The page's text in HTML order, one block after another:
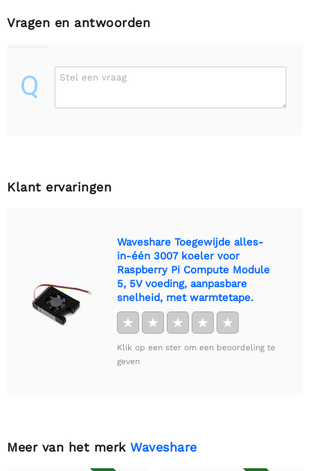
Vragen en antwoorden
Q Stel een vraag
Klant ervaringen
Waveshare Toegewijde alles-
in-één 3007 koeler voor
Raspberry Pi Compute Module
5, 5V voeding, aanpasbare
snelheid, met warmtetape.
★ ★ ★ ★ ★
Klik op een ster om een beoordeling te
geven
Meer van het merk Waveshare